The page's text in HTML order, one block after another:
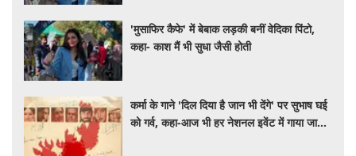
'मुसाफिर कैफे' में बेबाक लड़की बनीं वेदिका पिंटो,
कहा- काश मैं भी सुधा जैसी होती
कर्मा के गाने 'दिल दिया है जान भी देंगे' पर सुभाष घई
को गर्व, कहा-आज भी हर नेशनल इवेंट में गाया जाता